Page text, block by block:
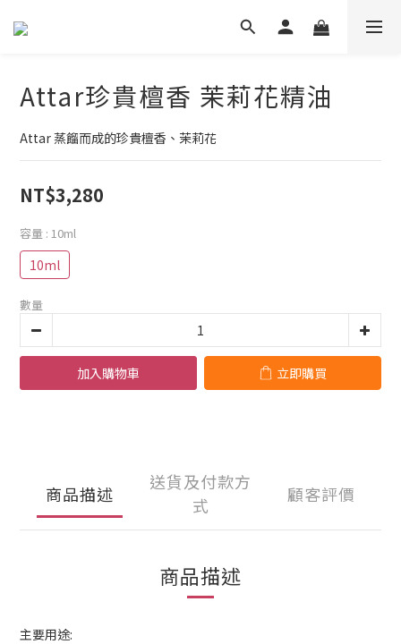
Attar珍貴檀香 茉莉花精油
Attar 蒸餾而成的珍貴檀香、茉莉花
NT$3,280
容量 : 10ml
10ml
數量
加入購物車 立即購買
商品描述
送貨及付款方
式
顧客評價
商品描述
主要用途: